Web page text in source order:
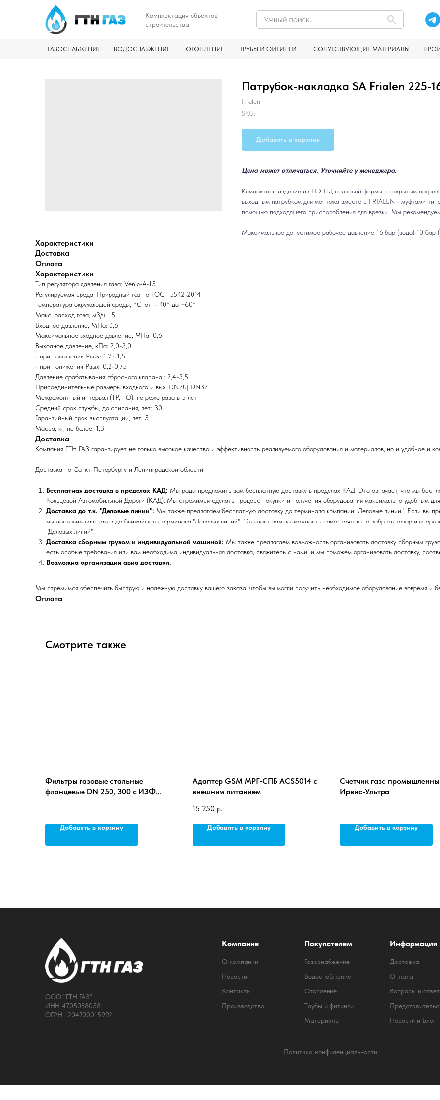
ГАЗОСНАБЖЕНИЕ
Комплектация объектов
строительства
ВОДОСНАБЖЕНИЕ ТРУБЫ И ФИТИНГИ
ОТОПЛЕНИЕ СОПУТСТВУЮЩИЕ МАТЕРИАЛЫ
Патрубок-накладка SA Frialen 225-
Frialen
SKU:
Добавить в корзину
Цена может отличаться. Уточняйте у менеджера.
Компактное изделие из ПЭ-НД седловой формы с открытым
выходным патрубком для монтажа вместе с FRIALEN - муфтами
помощью подходящего приспособления для врезки. Мы
Максимальное допустимое рабочее давление 16 бар (вода)-10 бар
Характеристики
Доставка
Оплата
Характеристики
Тип регулятора давления газа: Venio-A-15
Регулируемая среда: Природный газ по ГОСТ 5542-2014
Температура окружающей среды, °C: от – 40° до +60°
Макс. расход газа, м3/ч: 15
Входное давление, МПа: 0,6
Максимальное входное давление, МПа: 0,6
Выходное давление, кПа: 2,0-3,0
- при повышении Рвых: 1,25-1,5
- при понижении Рвых: 0,2-0,75
Давление срабатывания сбросного клапана,: 2,4-3,5
Присоединительные размеры входного и вых: DN20| DN32
Межремонтный интервал (ТР, ТО): не реже раза в 5 лет
Средний срок службы, до списания, лет: 30
Гарантийный срок эксплуатации, лет: 5
Масса, кг, не более: 1,3
Доставка
Компания ГТН ГАЗ гарантирует не только высокое качество и эффективность реализуемого оборудования и материалов, но и удобное и
Доставка по Санкт-Петербургу и Ленинградской области:
Бесплатная доставка в пределах КАД: Мы рады предложить вам бесплатную доставку в пределах КАД. Это означает, что мы
Кольцевой Автомобильной Дороги (КАД). Мы стремимся сделать процесс покупки и получения оборудования максимально удобным
Доставка до т.к. "Деловые линии": Мы также предлагаем бесплатную доставку до терминала компании "Деловые линии". Если вы
мы доставим ваш заказ до ближайшего терминала "Деловых линий". Это даст вам возможность самостоятельно забрать товар или
"Деловых линий".
Доставка сборным грузом и индивидуальной машиной: Мы также предлагаем возможность организовать доставку сборным
есть особые требования или вам необходима индивидуальная доставка, свяжитесь с нами, и мы поможем организовать доставку,
Возможна организация авиа доставки.
Мы стремимся обеспечить быструю и надежную доставку вашего заказа, чтобы вы могли получить необходимое оборудование вовремя и
Оплата
Смотрите также
Фильтры газовые стальные
фланцевые DN 250, 300 с ИЗФ
Добавить в корзину
Адаптер GSM МРГ‐СПБ ACS5014 с
внешним питанием
15 250 р.
Добавить в корзину
Счетчик газа
Ирвис-Ультра
Добавить в корзину
ООО "ГТН ГАЗ"
ИНН 4705088058
ОГРН 1204700015992
Политика конфиденциальности
Компания
О компании
Новости
Контакты
Информация
Доставка
Вопросы и
Покупателям
Газоснабжение
Водоснабжение
Отопление
Трубы и фитинги
Материалы
Новости и Блог
Оплата
Производство